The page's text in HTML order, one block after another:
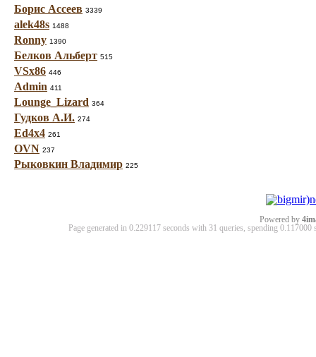
Борис Ассеев 3339
alek48s 1488
Ronny 1390
Белков Альберт 515
VSx86 446
Admin 411
Lounge_Lizard 364
Гудков А.И. 274
Ed4x4 261
OVN 237
Рыковкин Владимир 225
Powered by
Page generated in 0.229117 seconds with 31 queries, spending